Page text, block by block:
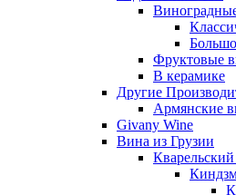
Фруктовые
В керамике
Другие
Армянские
Givany Wine
Вина из Грузии